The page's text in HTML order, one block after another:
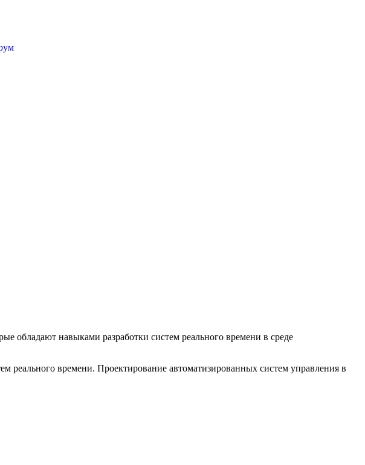
обладают навыками разработки систем реального времени в среде
реального времени. Проектирование автоматизированных систем управления в